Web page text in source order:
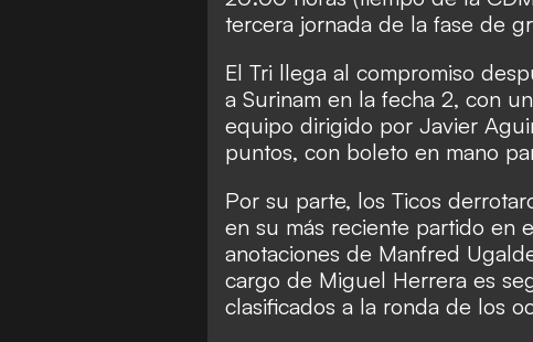
tercera jornada de la fase de
El Tri llega al compromiso
a Surinam en la fecha 2, con
equipo dirigido por Javier
puntos, con boleto en mano
Por su parte, los Ticos
en su más reciente partido en
anotaciones de Manfred
cargo de Miguel Herrera es
clasificados a la ronda de los